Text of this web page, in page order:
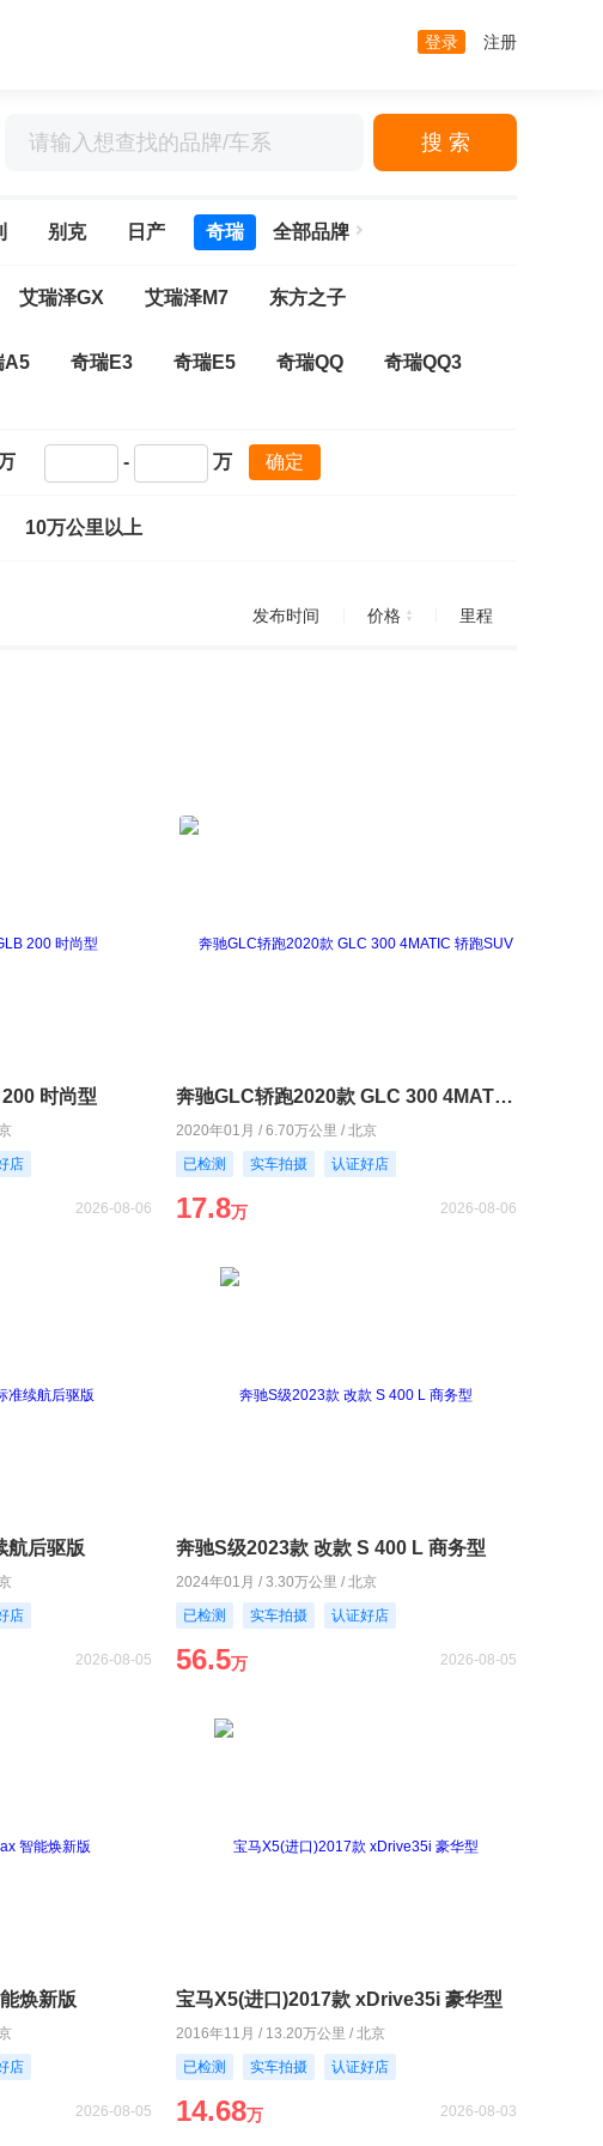
登录 注册
搜 索
别克 日产 奇瑞 全部品牌
艾瑞泽GX 艾瑞泽M7 东方之子
A5 奇瑞E3 奇瑞E5 奇瑞QQ 奇瑞QQ3
- 万 确定
10万公里以上
发布时间 价格 里程
时尚型
店
2026-08-06
奔驰GLC轿跑2020款 GLC 300 4MATIC 轿跑SUV
2020年01月 / 6.70万公里 / 北京
已检测
实车拍摄 认证好店
17.8万 2026-08-06
航后驱版
店
2026-08-05
奔驰S级2023款 改款 S 400 L 商务型
2024年01月 / 3.30万公里 / 北京
已检测
实车拍摄 认证好店
56.5万 2026-08-05
焕新版
店
2026-08-05
宝马X5(进口)2017款 xDrive35i 豪华型
2016年11月 / 13.20万公里 / 北京
已检测
实车拍摄 认证好店
14.68万 2026-08-03